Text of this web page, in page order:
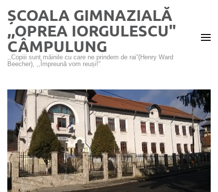
conținut
(apasă
Enter)
ȘCOALA GIMNAZIALĂ
,,OPREA IORGULESCU"
CÂMPULUNG
,,Copiii sunt mâinile cu care ne prindem de rai”(Henry Ward
Beecher), ,,Împreună vom reuși!"